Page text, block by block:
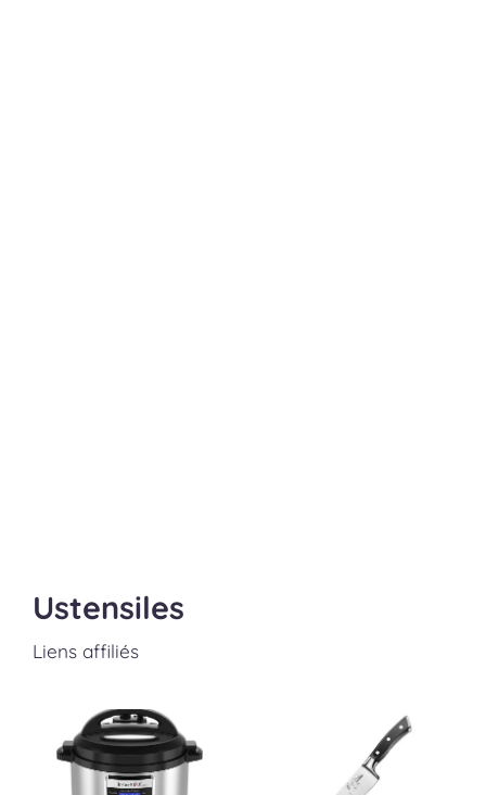
Ustensiles
Liens affiliés